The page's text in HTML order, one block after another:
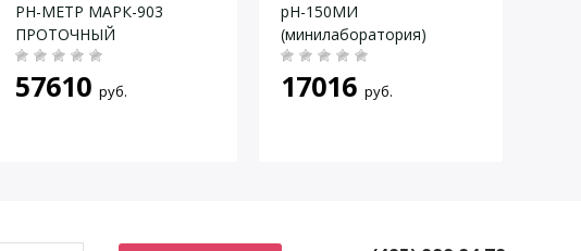
РН-МЕТР МАРК-903
ПРОТОЧНЫЙ
57610 руб.
pH-150МИ
(минилаборатория)
17016 руб.